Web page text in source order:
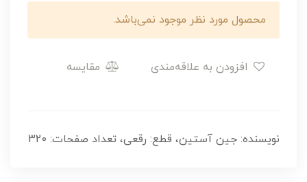
محصول مورد نظر موجود نمی‌باشد.
مقایسه
نویسنده: جین آستین، قطع: رقعی، تعداد صفحات: 320